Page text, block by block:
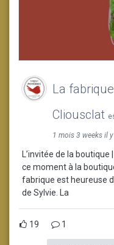
La
Cliousclat
1 mois 3 weeks il
L’invitée de la
ce moment à la
fabrique est heureuse
de Sylvie. La
19 1